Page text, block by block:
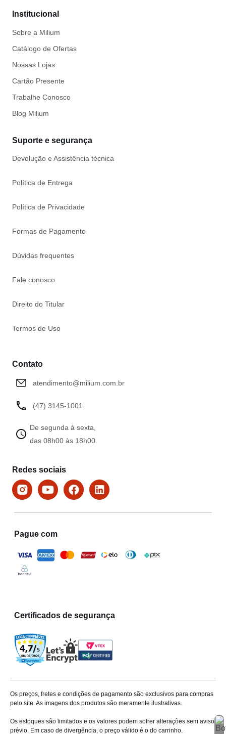
Institucional
Sobre a Milium
Catálogo de Ofertas
Nossas Lojas
Cartão Presente
Trabalhe Conosco
Blog Milium
Suporte e segurança
Devolução e Assistência técnica
Política de Entrega
Política de Privacidade
Formas de Pagamento
Dúvidas frequentes
Fale conosco
Direito do Titular
Termos de Uso
Contato
atendimento@milium.com.br
(47) 3145-1001
De segunda à sexta,
das 08h00 às 18h00.
Redes sociais
Pague com
Certificados de segurança
Os preços, fretes e condições de pagamento são exclusivos para compras
pelo site. As imagens dos produtos são meramente ilustrativas.
Os estoques são limitados e os valores podem sofrer alterações sem aviso
prévio. Em caso de divergência, o preço válido é o do carrinho.